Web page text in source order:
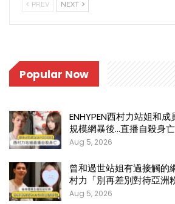
PREV NEXT
Popular Now
ENHYPEN西村力站姐和
規模網暴後…直播自殺身
Aug 5, 2026
曾和過世站姐有過接觸的
村力「別再差別對待亞洲
Aug 5, 2026